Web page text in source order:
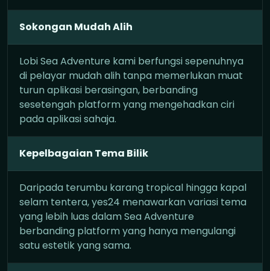
Sokongan Mudah Alih
Lobi Sea Adventure kami berfungsi sepenuhnya
di pelayar mudah alih tanpa memerlukan muat
turun aplikasi berasingan, berbanding
sesetengah platform yang mengehadkan ciri
pada aplikasi sahaja.
Kepelbagaian Tema Bilik
Daripada terumbu karang tropical hingga kapal
selam tentera, yes24 menawarkan variasi tema
yang lebih luas dalam Sea Adventure
berbanding platform yang hanya mengulangi
satu estetik yang sama.